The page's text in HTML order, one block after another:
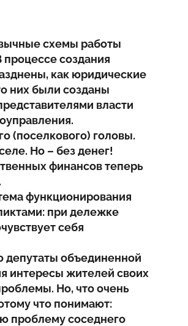
схемы работы
процессе создания
как юридические
них были созданы
власти
(поселкового) головы.
Но – без денег!
финансов теперь
функционирования
при дележке
себя
депутаты объединенной
интересы жителей своих
Но, что очень
что понимают:
проблему соседнего